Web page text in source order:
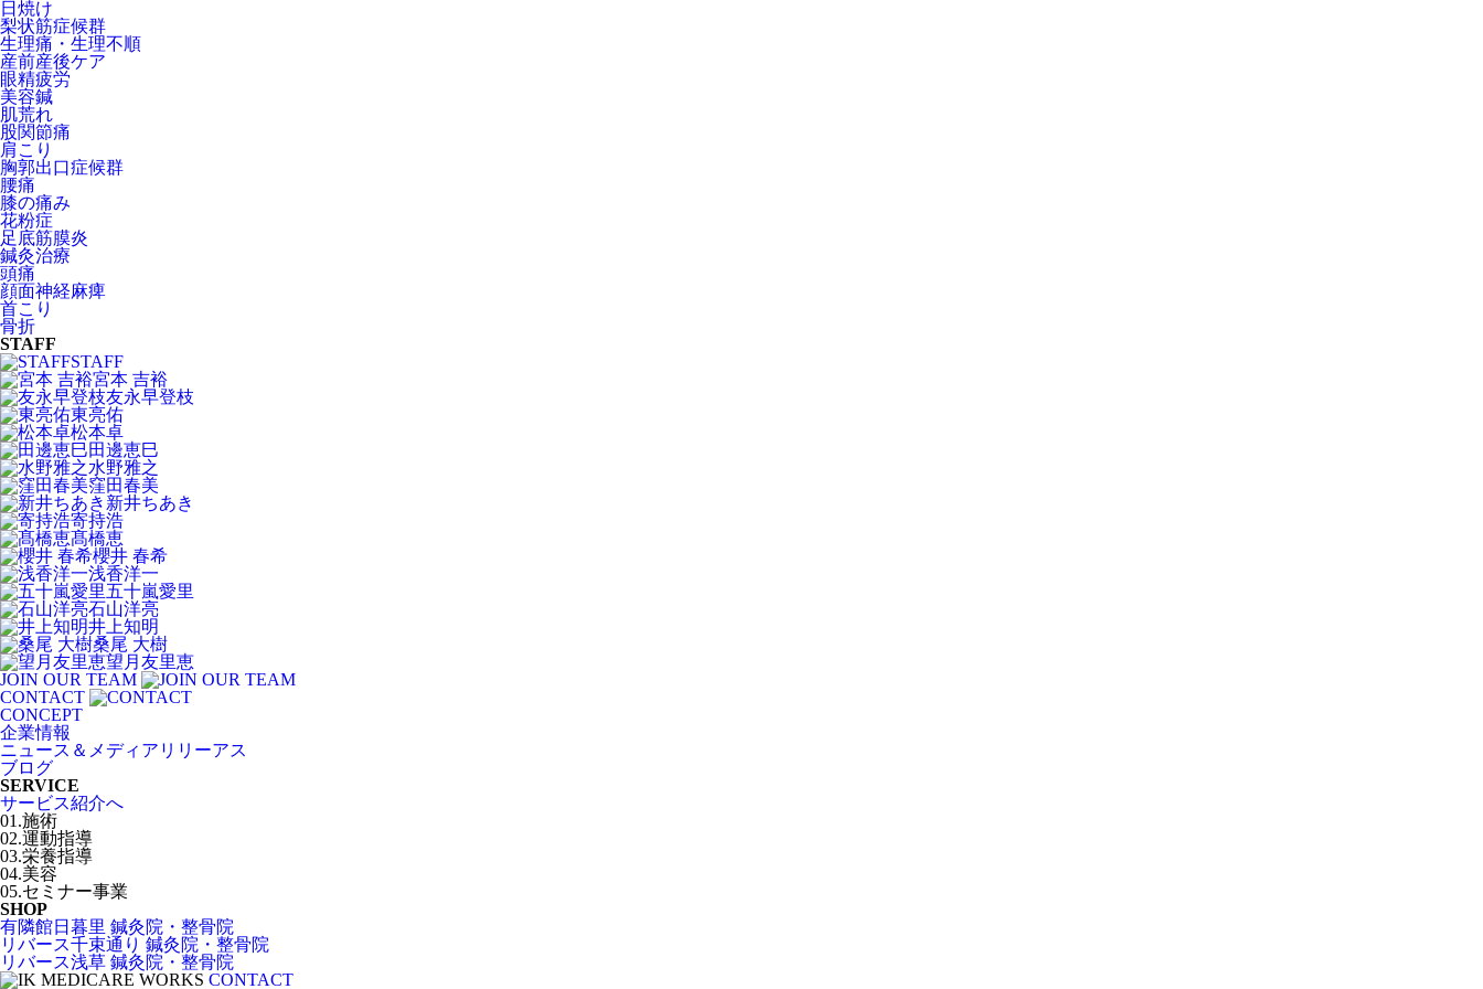
日焼け
梨状筋症候群
生理痛・生理不順
産前産後ケア
眼精疲労
美容鍼
肌荒れ
股関節痛
肩こり
胸郭出口症候群
腰痛
膝の痛み
花粉症
足底筋膜炎
鍼灸治療
頭痛
顔面神経麻痺
首こり
骨折
STAFF
STAFF
宮本 吉裕
友永早登枝
東亮佑
松本卓
田邊恵巳
水野雅之
窪田春美
新井ちあき
寄持浩
髙橋恵
櫻井 春希
浅香洋一
五十嵐愛里
石山洋亮
井上知明
桑尾 大樹
望月友里恵
JOIN OUR TEAM
CONTACT
CONCEPT
企業情報
ニュース＆メディアリリーアス
ブログ
SERVICE
サービス紹介へ
01.施術
02.運動指導
03.栄養指導
04.美容
05.セミナー事業
SHOP
有隣館日暮里 鍼灸院・整骨院
リバース千束通り 鍼灸院・整骨院
リバース浅草 鍼灸院・整骨院
CONTACT